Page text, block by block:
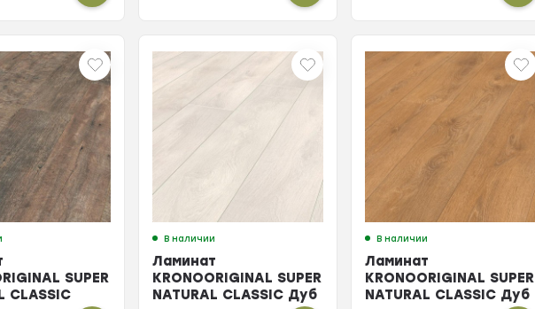
SUPER
CLASSIC
В наличии
Ламинат
KRONOORIGINAL SUPER
NATURAL CLASSIC Дуб
В наличии
Ламинат
KRONOORIGINAL SUPER
NATURAL CLASSIC Дуб